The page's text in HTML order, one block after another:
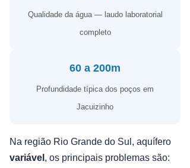
Qualidade da água — laudo laboratorial
completo
60 a 200m
Profundidade típica dos poços em
Jacuizinho
Na região Rio Grande do Sul, aquífero
variável , os principais problemas são: